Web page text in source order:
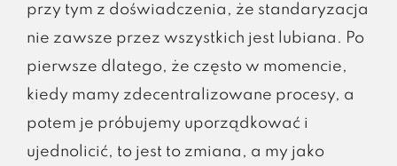
przy tym z doświadczenia, że standaryzacja
nie zawsze przez wszystkich jest lubiana. Po
pierwsze dlatego, że często w momencie,
kiedy mamy zdecentralizowane procesy, a
potem je próbujemy uporządkować i
ujednolicić, to jest to zmiana, a my jako